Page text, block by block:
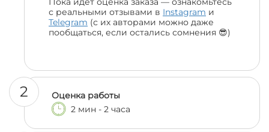
с реальными отзывами в Instagram и
Telegram (с их авторами можно даже
пообщаться, если остались сомнения 😎)
2
Оценка работы
2 мин - 2 часа